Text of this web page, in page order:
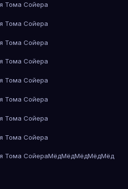
Тома Сойера
Тома Сойера
Тома Сойера
Тома Сойера
Тома Сойера
Тома Сойера
Тома Сойера
Тома Сойера
Тома СойераМёдМёдМёдМёдМёд